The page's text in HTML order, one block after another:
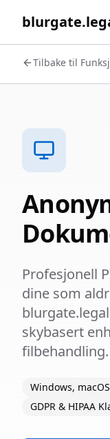
Tilbake til
Profesjonell
dine som
skybasert
filbehandling.
Windows,
GDPR & HIPAA